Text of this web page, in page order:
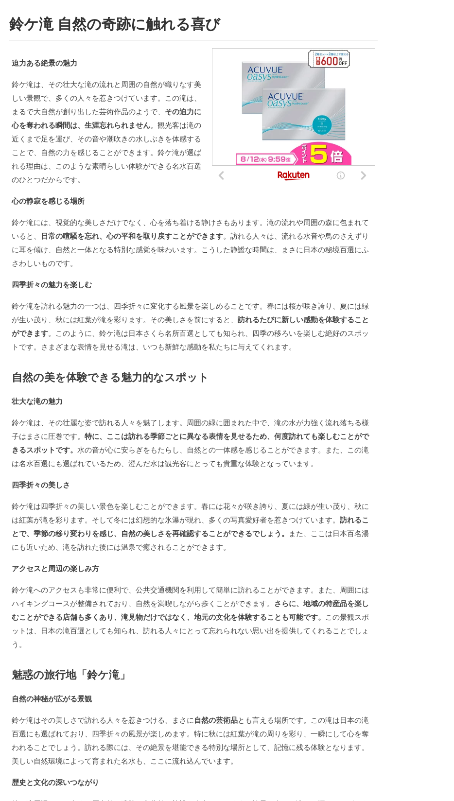
鈴ケ滝 自然の奇跡に触れる喜び
迫力ある絶景の魅力
鈴ケ滝は、その壮大な滝の流れと周囲の自然が織りなす美
しい景観で、多くの人々を惹きつけています。この滝は、
まるで大自然が創り出した芸術作品のようで、 その迫力に
心を奪われる瞬間は、生涯忘れられません。観光客は滝の
近くまで足を運び、その音や潮吹きの水しぶきを体感する
ことで、自然の力を感じることができます。鈴ケ滝が選ば
れる理由は、このような素晴らしい体験ができる名水百選
のひとつだからです。
心の静寂を感じる場所
鈴ケ滝には、視覚的な美しさだけでなく、心を落ち着ける静けさもあります。滝の流れや周囲の森に包まれて
いると、
日常の喧騒を忘れ、心の平和を取り戻すことができます。訪れる人々は、流れる水音や鳥のさえずり
に耳を傾け、自然と一体となる特別な感覚を味わいます。こうした静謐な時間は、まさに日本の秘境百選にふ
さわしいものです。
四季折々の魅力を楽しむ
鈴ケ滝を訪れる魅力の一つは、四季折々に変化する風景を楽しめることです。春には桜が咲き誇り、夏には緑
が生い茂り、秋には紅葉が滝を彩ります。その美しさを前にすると、 訪れるたびに新しい感動を体験すること
ができます。このように、鈴ケ滝は日本さくら名所百選としても知られ、四季の移ろいを楽しむ絶好のスポッ
トです。さまざまな表情を見せる滝は、いつも新鮮な感動を私たちに与えてくれます。
自然の美を体験できる魅力的なスポット
壮大な滝の魅力
鈴ケ滝は、その壮麗な姿で訪れる人々を魅了します。周囲の緑に囲まれた中で、滝の水が力強く流れ落ちる様
子はまさに圧巻です。 特に、ここは訪れる季節ごとに異なる表情を見せるため、何度訪れても楽しむことがで
きるスポットです。 水の音が心に安らぎをもたらし、自然との一体感を感じることができます。また、この滝
は名水百選にも選ばれているため、澄んだ水は観光客にとっても貴重な体験となっています。
四季折々の美しさ
鈴ケ滝は四季折々の美しい景色を楽しむことができます。春には花々が咲き誇り、夏には緑が生い茂り、秋に
は紅葉が滝を彩ります。そして冬には幻想的な氷瀑が現れ、多くの写真愛好者を惹きつけています。 訪れるこ
とで、季節の移り変わりを感じ、自然の美しさを再確認することができるでしょう。 また、ここは日本百名湯
にも近いため、滝を訪れた後には温泉で癒されることができます。
アクセスと周辺の楽しみ方
鈴ケ滝へのアクセスも非常に便利で、公共交通機関を利用して簡単に訪れることができます。また、周囲には
ハイキングコースが整備されており、自然を満喫しながら歩くことができます。
さらに、地域の特産品を楽し
むことができる店舗も多くあり、滝見物だけではなく、地元の文化を体験することも可能です。 この景観スポ
ットは、日本の滝百選としても知られ、訪れる人々にとって忘れられない思い出を提供してくれることでしょ
う。
魅惑の旅行地「鈴ケ滝」
自然の神秘が広がる景観
鈴ケ滝はその美しさで訪れる人々を惹きつける、まさに自然の芸術品とも言える場所です。この滝は日本の滝
百選にも選ばれており、四季折々の風景が楽しめます。特に秋には紅葉が滝の周りを彩り、一瞬にして心を奪
われることでしょう。訪れる際には、その絶景を堪能できる特別な場所として、記憶に残る体験となります。
美しい自然環境によって育まれた名水も、ここに流れ込んでいます。
歴史と文化の深いつながり